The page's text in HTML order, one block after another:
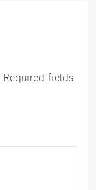
Required fields